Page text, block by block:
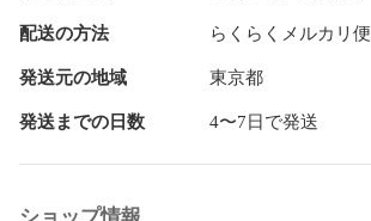
配送の方法 らくらくメルカリ便
発送元の地域 東京都
発送までの日数 4〜7日で発送
ショップ情報